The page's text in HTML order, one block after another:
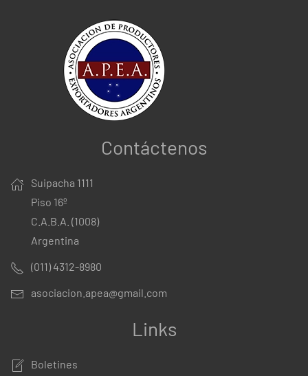
Contáctenos
Suipacha 1111
Piso 16º
C.A.B.A. (1008)
Argentina
(011) 4312-8980
asociacion.apea@gmail.com
Links
Boletines